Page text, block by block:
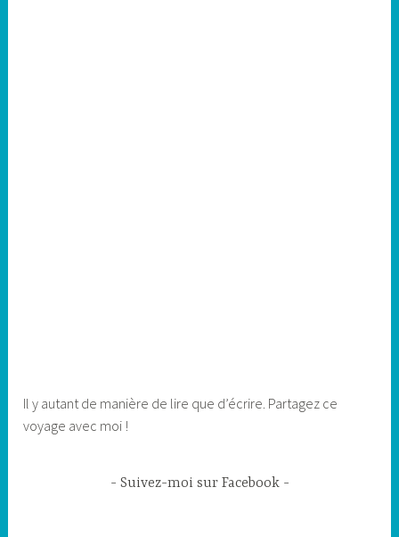
Il y autant de manière de lire que d’écrire. Partagez ce
voyage avec moi !
Suivez-moi sur Facebook